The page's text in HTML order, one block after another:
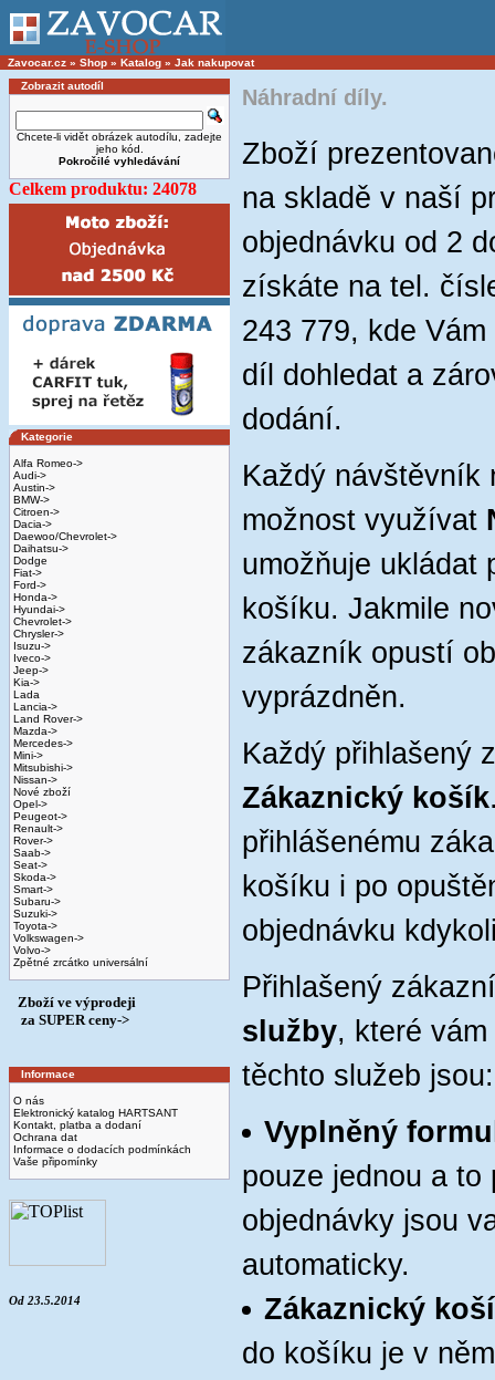
Zavocar.cz » Shop » Katalog » Jak nakupovat
Zobrazit autodíl
Chcete-li vidět obrázek autodílu, zadejte
jeho kód.
Pokročilé vyhledávání
Celkem produktu: 24078
Kategorie
Alfa Romeo->
Audi->
Austin->
BMW->
Citroen->
Dacia->
Daewoo/Chevrolet->
Daihatsu->
Dodge
Fiat->
Ford->
Honda->
Hyundai->
Chevrolet->
Chrysler->
Isuzu->
Iveco->
Jeep->
Kia->
Lada
Lancia->
Land Rover->
Mazda->
Mercedes->
Mini->
Mitsubishi->
Nissan->
Nové zboží
Opel->
Peugeot->
Renault->
Rover->
Saab->
Seat->
Skoda->
Smart->
Subaru->
Suzuki->
Toyota->
Volkswagen->
Volvo->
Zpětné zrcátko universální
Zboží ve výprodeji
­ za SUPER ceny->
Informace
O nás
Elektronický katalog HARTSANT
Kontakt, platba a dodaní
Ochrana dat
Informace o dodacích podmínkách
Vaše připomínky
Od 23.5.2014
Náhradní díly.
Zboží
na skladě v naší
objednávku od 2
získáte na tel.
243 779, kde
díl dohledat a
dodání.
Každý návštěvník
možnost využívat
umožňuje ukládat
košíku. Jakmile
zákazník opustí
vyprázdněn.
Každý přihlašený
Zákaznický košík
přihlášenému
košíku i po
objednávku
Přihlašený
služby, které
těchto služeb jsou:
Vyplněný
pouze jednou a
objednávky jsou
automaticky.
Zákaznický
do košíku je v